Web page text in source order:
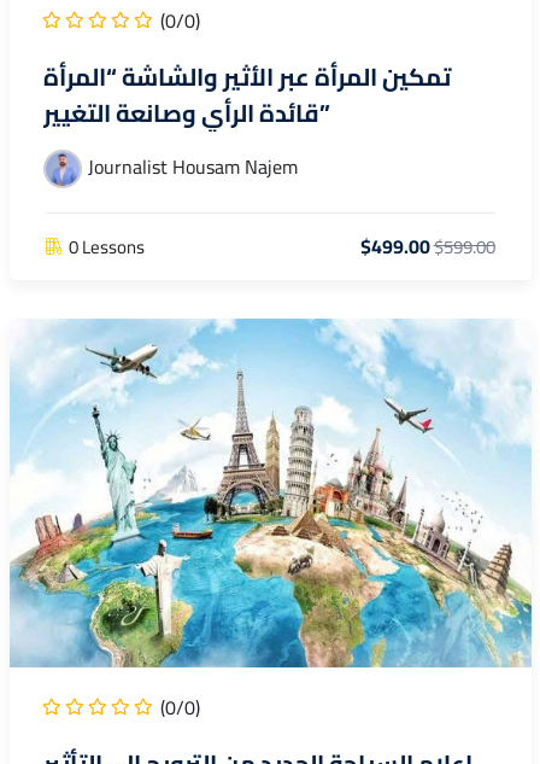
(0/0)
تمكين المرأة عبر الأثير والشاشة “المرأة
قائدة الرأي وصانعة التغيير”
Journalist Housam Najem
0 Lessons $499.00$599.00
(0/0)